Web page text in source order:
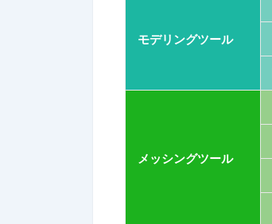
モデリングツール
メッシングツール